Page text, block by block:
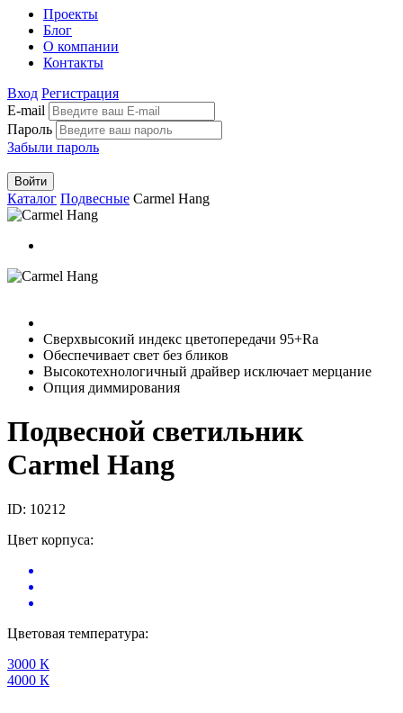
Проекты
Блог
О компании
Контакты
Вход Регистрация
E-mail
Пароль
Забыли пароль
Войти
Каталог Подвесные Carmel Hang
Сверхвысокий индекс цветопередачи 95+Ra
Обеспечивает свет без бликов
Высокотехнологичный драйвер исключает мерцание
Опция диммирования
Подвесной светильник
Carmel Hang
ID: 10212
Цвет корпуса:
Цветовая температура:
3000 К
4000 К